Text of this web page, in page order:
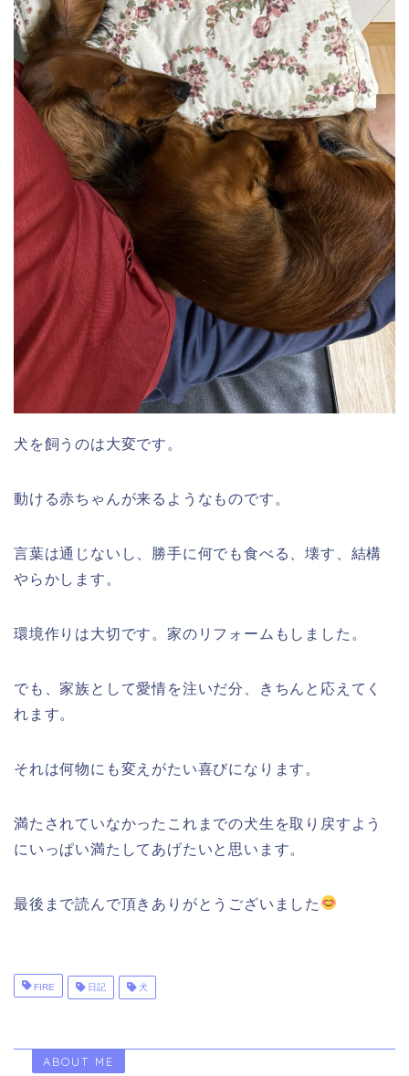
犬を飼うのは大変です。
動ける赤ちゃんが来るようなものです。
言葉は通じないし、勝手に何でも食べる、壊す、結構
やらかします。
環境作りは大切です。家のリフォームもしました。
でも、家族として愛情を注いだ分、きちんと応えてく
れます。
それは何物にも変えがたい喜びになります。
満たされていなかったこれまでの犬生を取り戻すよう
にいっぱい満たしてあげたいと思います。
最後まで読んで頂きありがとうございました
FIRE 日記 犬
ABOUT ME